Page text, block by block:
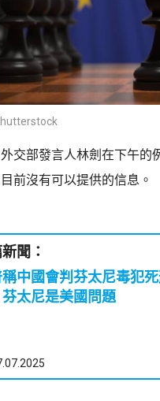
交部發言人林劍在下午的
前沒有可以提供的信息。
聞：
中國會判芬太尼毒犯
太尼是美國問題